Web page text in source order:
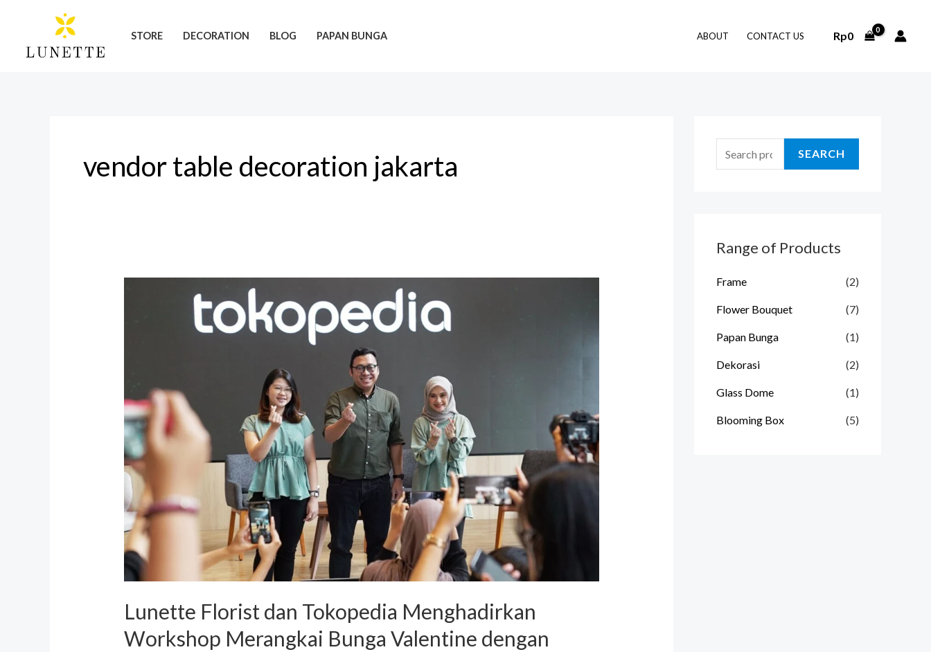
content
STORE DECORATION BLOG PAPAN BUNGA ABOUT CONTACT US Rp0
vendor table decoration jakarta
Lunette Florist dan Tokopedia Menghadirkan
Workshop Merangkai Bunga Valentine dengan
Workshop
Merangkai
Bunga
Valentine
dengan
Sentuhan
Love
Language
e
f
SEARCH
Range of Products
Frame (2)
Flower Bouquet (7)
Papan Bunga (1)
Dekorasi (2)
Glass Dome (1)
Blooming Box (5)